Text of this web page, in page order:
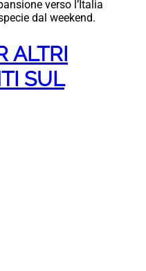
verso l’Italia
dal weekend.
ALTRI
SUL